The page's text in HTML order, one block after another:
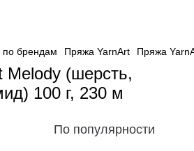
по брендам Пряжа YarnArt Пряжа
Melody (шерсть,
100 г, 230 м
По популярности